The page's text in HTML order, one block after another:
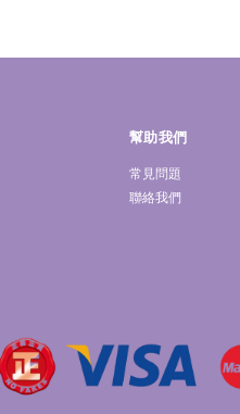
幫助我們
常見問題
聯絡我們